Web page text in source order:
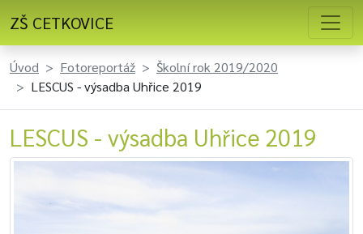
ZŠ CETKOVICE
Úvod Fotoreportáž
Školní rok 2019/2020
LESCUS - výsadba Uhřice 2019
LESCUS - výsadba Uhřice 2019